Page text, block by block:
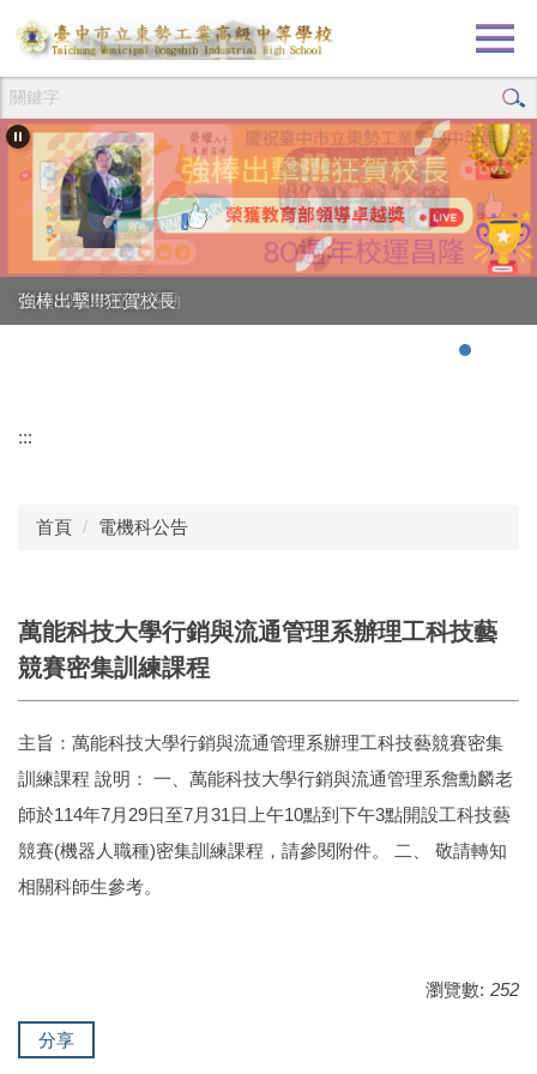
跳
到
要
內
容
區
創校80週年校慶活動
強棒出擊!!!狂賀校長
:::
首頁 電機科公告
萬能科技大學行銷與流通管理系辦理工科技藝
競賽密集訓練課程
主旨：萬能科技大學行銷與流通管理系辦理工科技藝競賽密集
訓練課程 說明： 一、萬能科技大學行銷與流通管理系詹勳麟老
師於114年7月29日至7月31日上午10點到下午3點開設工科技藝
競賽(機器人職種)密集訓練課程，請參閱附件。 二、 敬請轉知
相關科師生參考。
瀏覽數: 252
分享